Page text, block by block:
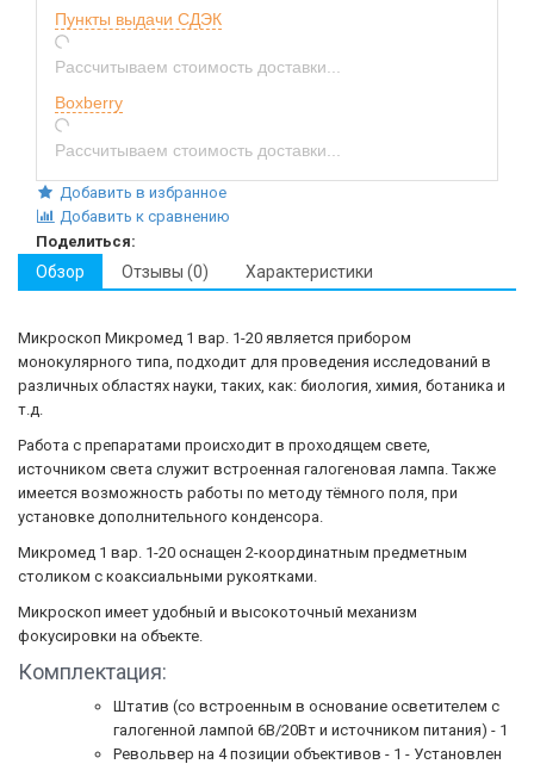
Пункты выдачи СДЭК
Рассчитываем стоимость доставки...
Boxberry
Рассчитываем стоимость доставки...
Добавить в избранное
Добавить к сравнению
Поделиться:
Обзор Отзывы (0) Характеристики
Микроскоп Микромед 1 вар. 1-20 является прибором
монокулярного типа, подходит для проведения исследований в
различных областях науки, таких, как: биология, химия, ботаника и
т.д.
Работа с препаратами происходит в проходящем свете,
источником света служит встроенная галогеновая лампа. Также
имеется возможность работы по методу тёмного поля, при
установке дополнительного конденсора.
Микромед 1 вар. 1-20 оснащен 2-координатным предметным
столиком с коаксиальными рукоятками.
Микроскоп имеет удобный и высокоточный механизм
фокусировки на объекте.
Комплектация:
Штатив (со встроенным в основание осветителем с
галогенной лампой 6В/20Вт и источником питания) - 1
Револьвер на 4 позиции объективов - 1 - Установлен